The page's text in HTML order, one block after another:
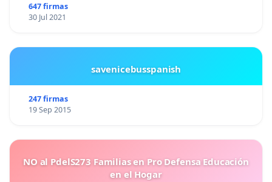
647 firmas
30 Jul 2021
savenicebusspanish
247 firmas
19 Sep 2015
NO al PdelS273 Familias en Pro Defensa Educación
en el Hogar